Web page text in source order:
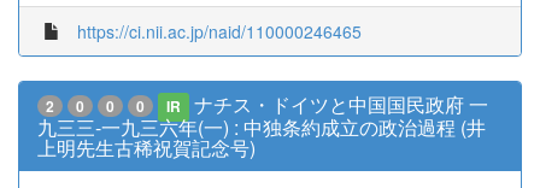
https://ci.nii.ac.jp/naid/110000246465
2 0 0 0 IR
ナチス・ドイツと中国国民政府 一
九三三-一九三六年(一) : 中独条約成立の政治過程 (井
上明先生古稀祝賀記念号)